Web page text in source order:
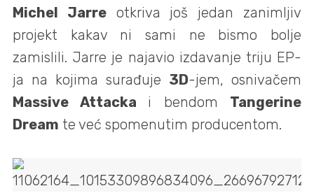
Michel Jarreotkriva još jedan zanimljiv
projekt kakav ni sami ne bismo bolje
zamislili. Jarre je najavio izdavanje triju EP-
ja na kojima surađuje 3D-jem, osnivačem
Massive Attacka i bendom Tangerine
Dream te već spomenutim producentom.